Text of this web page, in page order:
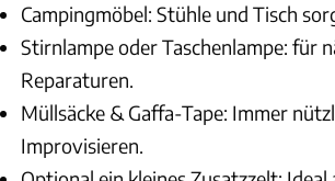
Campingmöbel: Stühle und Tisch
Stirnlampe oder Taschenlampe: für
Reparaturen.
Müllsäcke & Gaffa-Tape: Immer
Improvisieren.